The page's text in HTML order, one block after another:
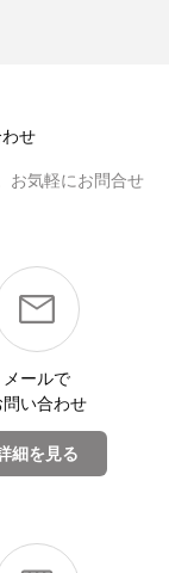
せ
お気軽にお問合せ
メールで
問い合わせ
細を見る